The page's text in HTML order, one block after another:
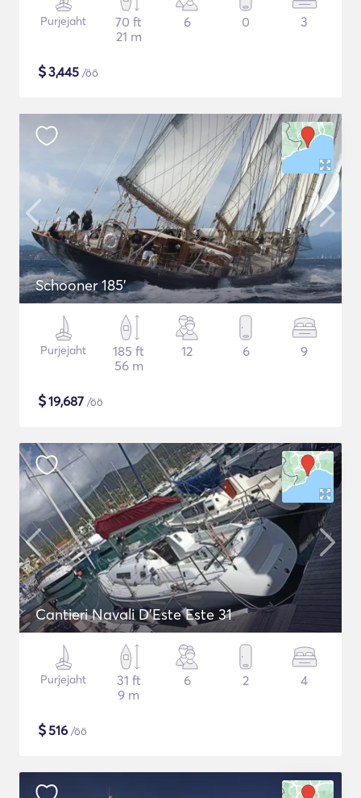
Purjejaht
70 ft
21 m
6 0 3
$3,445 /öö
Schooner 185'
Purjejaht
185 ft
56 m
12 6 9
$19,687 /öö
Cantieri Navali D'Este Este 31
Purjejaht
31 ft
9 m
6 2 4
$516 /öö